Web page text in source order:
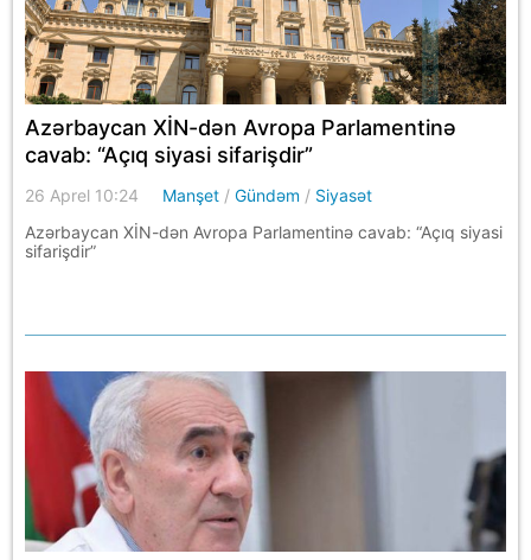
Azərbaycan XİN-dən Avropa Parlamentinə
cavab: “Açıq siyasi sifarişdir”
26 Aprel 10:24 Manşet /Gündəm / Siyasət
Azərbaycan XİN-dən Avropa Parlamentinə cavab: “Açıq siyasi
sifarişdir”